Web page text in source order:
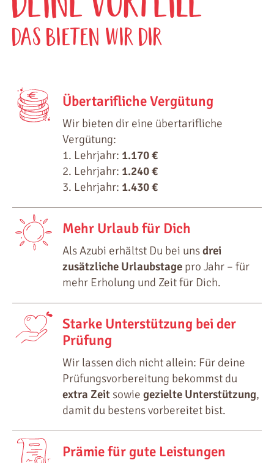
DAS BIETEN WIR DIR
Übertarifliche Vergütung
Wir bieten dir eine übertarifliche
Vergütung:
1. Lehrjahr: 1.170 €
2. Lehrjahr: 1.240 €
3. Lehrjahr: 1.430 €
Mehr Urlaub für Dich
Als Azubi erhältst Du bei unsdrei
zusätzliche Urlaubstagepro Jahr – für
mehr Erholung und Zeit für Dich.
Starke Unterstützung bei der
Prüfung
Wir lassen dich nicht allein: Für deine
Prüfungsvorbereitung bekommst du
extra Zeitsowie gezielte Unterstützung,
damit du bestens vorbereitet bist.
Prämie für gute Leistungen